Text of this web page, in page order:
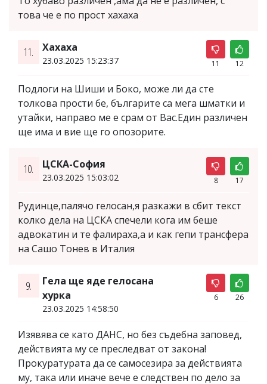
това че е по прост хахаха
11. Хахаха
23.03.2025 15:23:37 11 12
Подлоги на Шиши и Боко, може ли да сте
толкова прости бе, българите са мега шматки и
утайки, направо ме е срам от Вас.Един различен
ще има и вие ще го опозорите.
10. ЦСКА-София
23.03.2025 15:03:02 8 17
Рудинце,палячо гелосан,я разкажи в сбит текст
колко дела на ЦСКА спечели кога им беше
адвокатин и те фалираха,а и как гепи трансфера
на Сашо Тонев в Италия
9.
Гела ще яде гелосана
хурка
23.03.2025 14:58:50
6 26
Изявява се като ДАНС, но без съдебна заповед,
действията му се преследват от закона!
Прокуратурата да се самосезира за действията
му, така или иначе вече е следствен по дело за